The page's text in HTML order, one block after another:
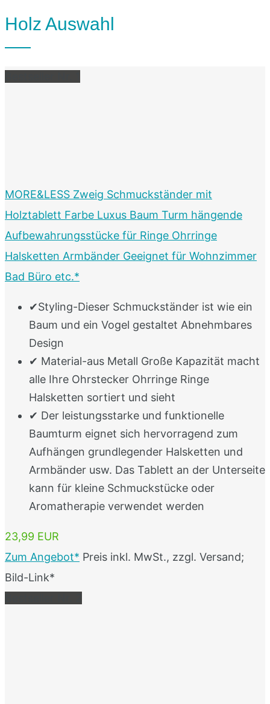
Holz Auswahl
MORE&LESS Zweig Schmuckständer mit
Holztablett Farbe Luxus Baum Turm hängende
Aufbewahrungsstücke für Ringe Ohrringe
Halsketten Armbänder Geeignet für Wohnzimmer
Bad Büro etc.*
✔Styling-Dieser Schmuckständer ist wie ein
Baum und ein Vogel gestaltet Abnehmbares
Design
✔ Material-aus Metall Große Kapazität macht
alle Ihre Ohrstecker Ohrringe Ringe
Halsketten sortiert und sieht
✔ Der leistungsstarke und funktionelle
Baumturm eignet sich hervorragend zum
Aufhängen grundlegender Halsketten und
Armbänder usw. Das Tablett an der Unterseite
kann für kleine Schmuckstücke oder
Aromatherapie verwendet werden
23,99 EUR
Zum Angebot* Preis inkl. MwSt., zzgl. Versand;
Bild-Link*